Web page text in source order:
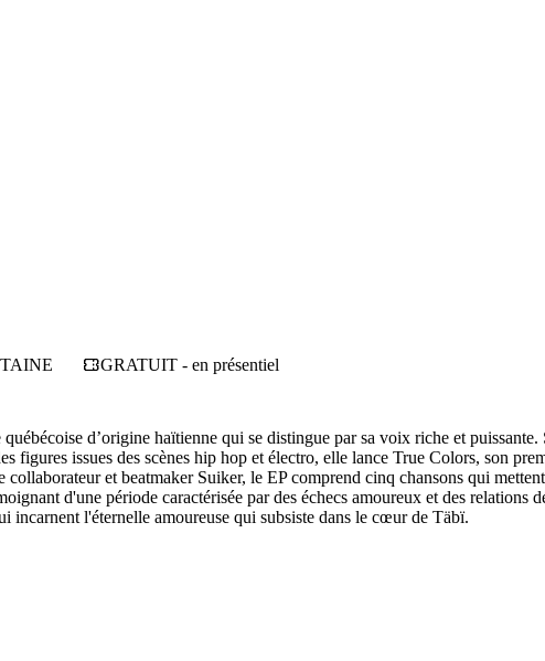
GRATUIT - en présentiel
d’origine haïtienne qui se distingue par sa voix riche et puissante.
figures issues des scènes hip hop et électro, elle lance True Colors, son
et beatmaker Suiker, le EP comprend cinq chansons qui
d'une période caractérisée par des échecs amoureux et des relations
incarnent l'éternelle amoureuse qui subsiste dans le cœur de Täbï.